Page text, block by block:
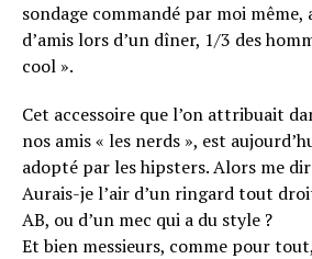
sondage commandé par moi même,
d’amis lors d’un dîner, 1/3 des
cool ».
Cet accessoire que l’on attribuait
nos amis « les nerds », est
adopté par les hipsters. Alors me
Aurais-je l’air d’un ringard tout
AB, ou d’un mec qui a du style ?
Et bien messieurs, comme pour